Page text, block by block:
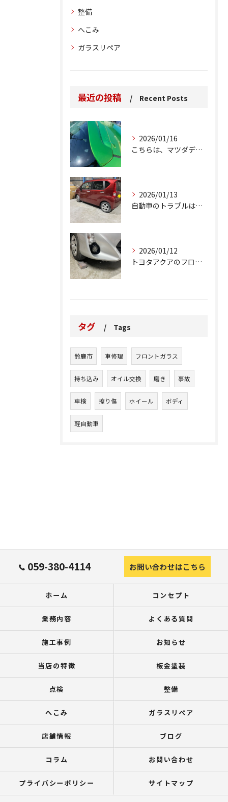
整備
へこみ
ガラスリペア
最近の投稿 Recent Posts
2026/01/16
こちらは、マツダデミオのゲートのルーフスポイラーで、経年劣化...
2026/01/13
自動車のトラブルは、日常生活において避けられない出来事の一つ...
2026/01/12
トヨタアクアのフロントバンパーの右下側を縁石にぶつけてできた...
タグ Tags
鈴鹿市 車修理 フロントガラス
持ち込み オイル交換 磨き 事故
車検 擦り傷 ホイール ボディ
軽自動車
059-380-4114 お問い合わせはこちら
ホーム コンセプト
業務内容 よくある質問
施工事例 お知らせ
当店の特徴 板金塗装
点検 整備
へこみ ガラスリペア
店舗情報 ブログ
コラム お問い合わせ
プライバシーポリシー サイトマップ